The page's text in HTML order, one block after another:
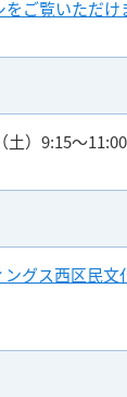
をご覧いただけ
土）9:15～11:00
ングス西区民文